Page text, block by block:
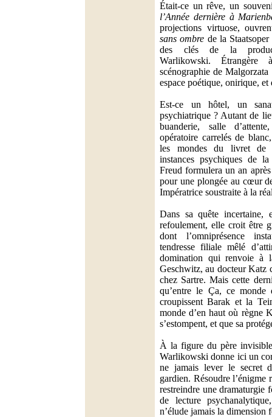
Était-ce un rêve, un
l’Année dernière à
projections virtuose,
sans ombre de la
des clés de la
Warlikowski.
scénographie de
espace poétique, onirique, et
Est-ce un hôtel, un
psychiatrique ? Autant de
buanderie, salle
opératoire carrelés de
les mondes du livret de
instances psychiques de
Freud formulera un an
pour une plongée au cœur
Impératrice soustraite à la
Dans sa quête incertaine,
refoulement, elle croit être
dont l’omniprésence
tendresse filiale mêlé
domination qui renvoie à
Geschwitz, au docteur Katz
chez Sartre. Mais cette
qu’entre le Ça, ce monde
croupissent Barak et la
monde d’en haut où règne
s’estompent, et que sa
À la figure du père
Warlikowski donne ici un
ne jamais lever le secret
gardien. Résoudre l’énigme
restreindre une dramaturgie
de lecture
n’élude jamais la dimension